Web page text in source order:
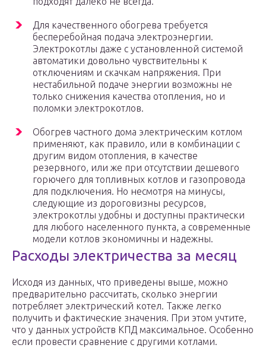
Для качественного обогрева требуется
бесперебойная подача электроэнергии.
Электрокотлы даже с установленной системой
автоматики довольно чувствительны к
отключениям и скачкам напряжения. При
нестабильной подаче энергии возможны не
только снижения качества отопления, но и
поломки электрокотлов.
Обогрев частного дома электрическим котлом
применяют, как правило, или в комбинации с
другим видом отопления, в качестве
резервного, или же при отсутствии дешевого
горючего для топливных котлов и газопровода
для подключения. Но несмотря на минусы,
следующие из дороговизны ресурсов,
электрокотлы удобны и доступны практически
для любого населенного пункта, а современные
модели котлов экономичны и надежны.
Расходы электричества за месяц
Исходя из данных, что приведены выше, можно
предварительно рассчитать, сколько энергии
потребляет электрический котел. Также легко
получить и фактические значения. При этом учтите,
что у данных устройств КПД максимальное. Особенно
если провести сравнение с другими котлами.